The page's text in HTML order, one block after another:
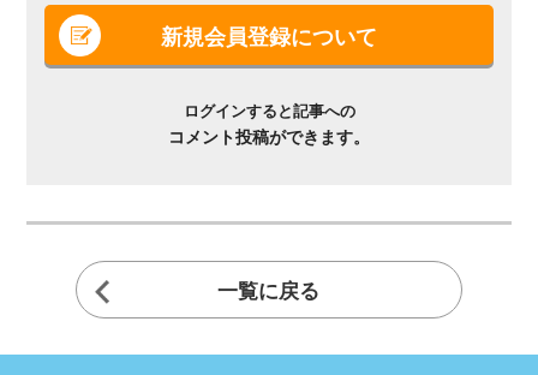
新規会員登録について
ログインすると記事への
コメント投稿ができます。
一覧に戻る